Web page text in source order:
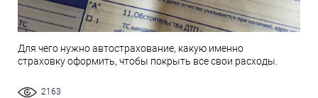
Для чего нужно автострахование, какую именно
страховку оформить, чтобы покрыть все свои расходы.
2163